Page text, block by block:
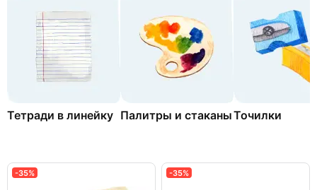
Тетради в линейку Палитры и стаканыТочилки
-35% -35%